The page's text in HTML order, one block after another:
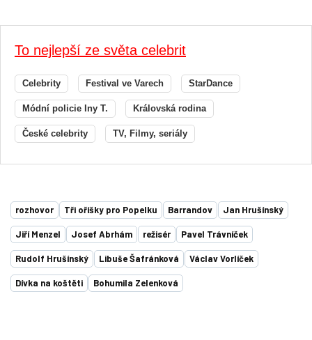
To nejlepší ze světa celebrit
Celebrity Festival ve Varech StarDance
Módní policie Iny T. Královská rodina
České celebrity TV, Filmy, seriály
rozhovor Tři oříšky pro Popelku Barrandov Jan Hrušínský
Jiří Menzel Josef Abrhám režisér Pavel Trávníček
Rudolf Hrušínský Libuše Šafránková Václav Vorlíček
Dívka na koštěti Bohumila Zelenková